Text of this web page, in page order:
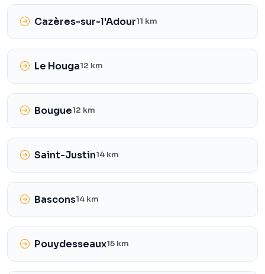
Cazères-sur-l'Adour11 km
Le Houga12 km
Bougue12 km
Saint-Justin14 km
Bascons14 km
Pouydesseaux15 km